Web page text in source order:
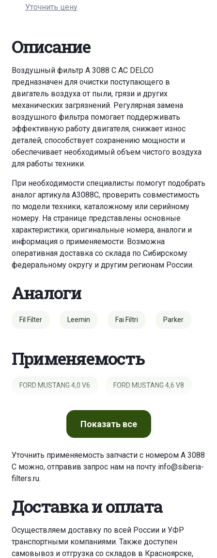
Уточнить цену
Описание
Воздушный фильтр A 3088 C AC DELCO
предназначен для очистки поступающего в
двигатель воздуха от пыли, грязи и других
механических загрязнений. Регулярная замена
воздушного фильтра помогает поддерживать
эффективную работу двигателя, снижает износ
деталей, способствует сохранению мощности и
обеспечивает необходимый объем чистого воздуха
для работы техники.
При необходимости специалисты помогут подобрать
аналог артикула A3088C, проверить совместимость
по модели техники, каталожному или серийному
номеру. На странице представлены основные
характеристики, оригинальные номера, аналоги и
информация о применяемости. Возможна
оперативная доставка со склада по Сибирскому
федеральному округу и другим регионам России.
Аналоги
Fil Filter Leemin Fai Filtri Parker
Применяемость
FORD MUSTANG 4,0 V6 FORD MUSTANG 4,6 V8
Показатьвсе
Уточнить применяемость запчасти с номером A 3088
C можно, отправив запрос нам на почту info@siberia-
filters.ru.
Доставка и оплата
Осуществляем доставку по всей России и УФР
транспортными компаниями. Также доступен
самовывоз и отгрузка со складов в Красноярске,